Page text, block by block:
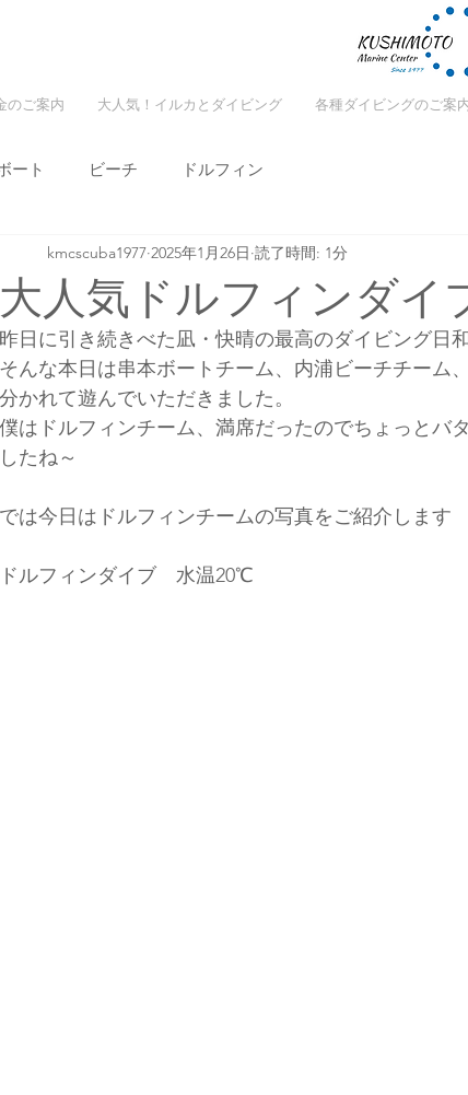
のご案内 大人気！イルカとダイビング 各種ダイビングのご案
ート ビーチ ドルフィン
大人気ドルフィンダイ
kmcscuba1977 2025年1月26日 読了時間: 1分
昨日に引き続きべた凪・快晴の最高のダイビング日
そんな本日は串本ボートチーム、内浦ビーチチーム
分かれて遊んでいただきました。
僕はドルフィンチーム、満席だったのでちょっとバ
したね～
では今日はドルフィンチームの写真をご紹介します
ドルフィンダイブ　水温20℃